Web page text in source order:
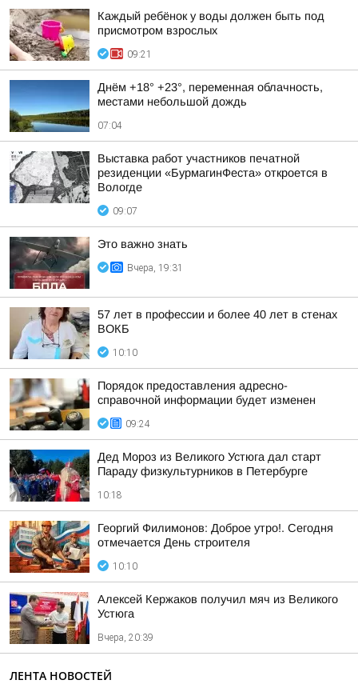
Каждый ребёнок у воды должен быть под
присмотром взрослых
09:21
Днём +18° +23°, переменная облачность,
местами небольшой дождь
07:04
Выставка работ участников печатной
резиденции «БурмагинФеста» откроется в
Вологде
09:07
Это важно знать
Вчера, 19:31
57 лет в профессии и более 40 лет в стенах
ВОКБ
10:10
Порядок предоставления адресно-
справочной информации будет изменен
09:24
Дед Мороз из Великого Устюга дал старт
Параду физкультурников в Петербурге
10:18
Георгий Филимонов: Доброе утро!. Сегодня
отмечается День строителя
10:10
Алексей Кержаков получил мяч из Великого
Устюга
Вчера, 20:39
ЛЕНТА НОВОСТЕЙ